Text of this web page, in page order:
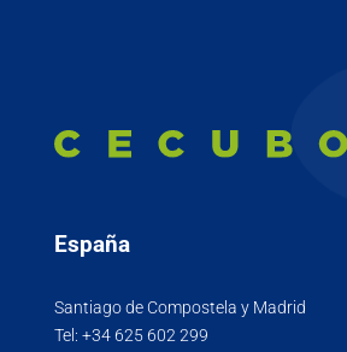
España
Santiago de Compostela y Madrid
Tel: +34 625 602 299